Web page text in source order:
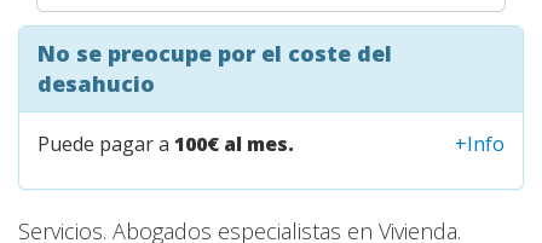
No se preocupe por el coste del
desahucio
Puede pagar a 100€ al mes. +Info
Servicios. Abogados especialistas en Vivienda.